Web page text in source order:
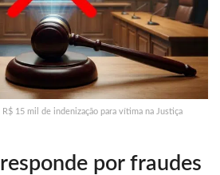
15 mil de indenização para vítima na Justiça
por fraudes